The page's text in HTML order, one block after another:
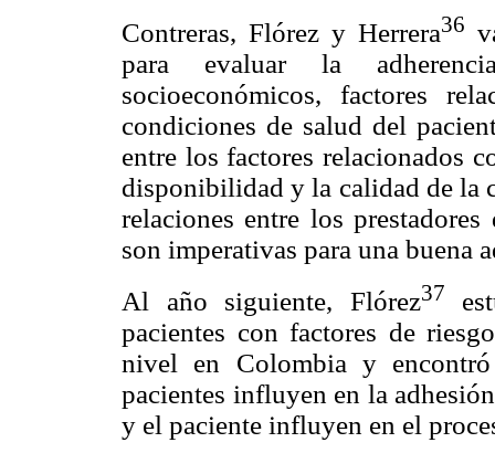
Contreras, Flórez y Herrera36
para evaluar la
socioeconómicos, factores
condiciones de salud del
entre los factores relacionados
disponibilidad y la calidad de la
relaciones entre los
son imperativas para una buena
Al año siguiente, Flórez37
pacientes con factores de
nivel en Colombia y
pacientes influyen en la
y el paciente influyen en el